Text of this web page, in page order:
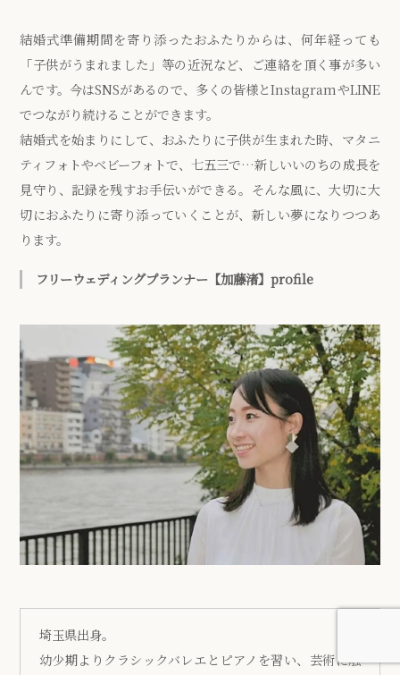
結婚式準備期間を寄り添ったおふたりからは、何年経っても
「子供がうまれました」等の近況など、ご連絡を頂く事が多い
んです。今はSNSがあるので、多くの皆様とInstagramやLINE
でつながり続けることができます。
結婚式を始まりにして、おふたりに子供が生まれた時、マタニ
ティフォトやベビーフォトで、七五三で…新しいいのちの成長を
見守り、記録を残すお手伝いができる。そんな風に、大切に大
切におふたりに寄り添っていくことが、新しい夢になりつつあ
ります。
フリーウェディングプランナー【加藤渚】profile
埼玉県出身。
幼少期よりクラシックバレエとピアノを習い、芸術に触